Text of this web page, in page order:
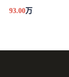
93.00万